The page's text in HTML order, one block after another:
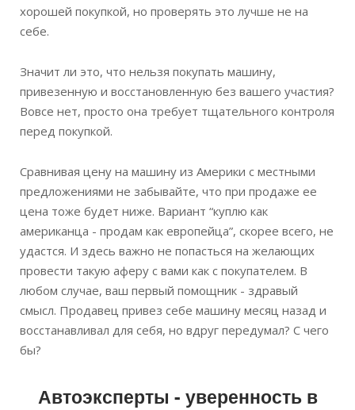
хорошей покупкой, но проверять это лучше не на
себе.
Значит ли это, что нельзя покупать машину,
привезенную и восстановленную без вашего участия?
Вовсе нет, просто она требует тщательного контроля
перед покупкой.
Сравнивая цену на машину из Америки с местными
предложениями не забывайте, что при продаже ее
цена тоже будет ниже. Вариант “куплю как
американца - продам как европейца”, скорее всего, не
удастся. И здесь важно не попасться на желающих
провести такую аферу с вами как с покупателем. В
любом случае, ваш первый помощник - здравый
смысл. Продавец привез себе машину месяц назад и
восстанавливал для себя, но вдруг передумал? С чего
бы?
Автоэксперты - уверенность в